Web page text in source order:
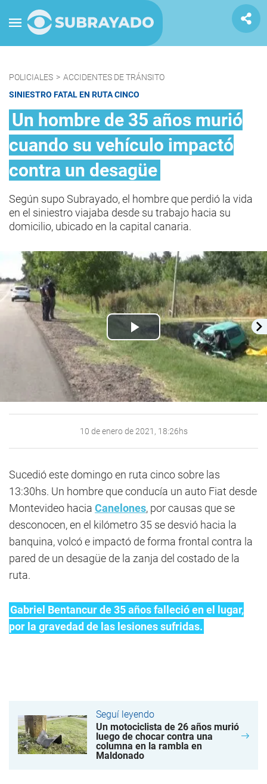
POLICIALES > ACCIDENTES DE TRÁNSITO
SINIESTRO FATAL EN RUTA CINCO
Un hombre de 35 años murió
cuando su vehículo impactó
contra un desagüe
Según supo Subrayado, el hombre que perdió la vida
en el siniestro viajaba desde su trabajo hacia su
domicilio, ubicado en la capital canaria.
Play
Video
10 de enero de 2021, 18:26hs
Sucedió este domingo en ruta cinco sobre las
13:30hs. Un hombre que conducía un auto Fiat desde
Montevideo hacia Canelones, por causas que se
desconocen, en el kilómetro 35 se desvió hacia la
banquina, volcó e impactó de forma frontal contra la
pared de un desagüe de la zanja del costado de la
ruta.
Gabriel Bentancur de 35 años falleció en el lugar,
por la gravedad de las lesiones sufridas.
Seguí leyendo
Un motociclista de 26 años murió
luego de chocar contra una
columna en la rambla en
Maldonado